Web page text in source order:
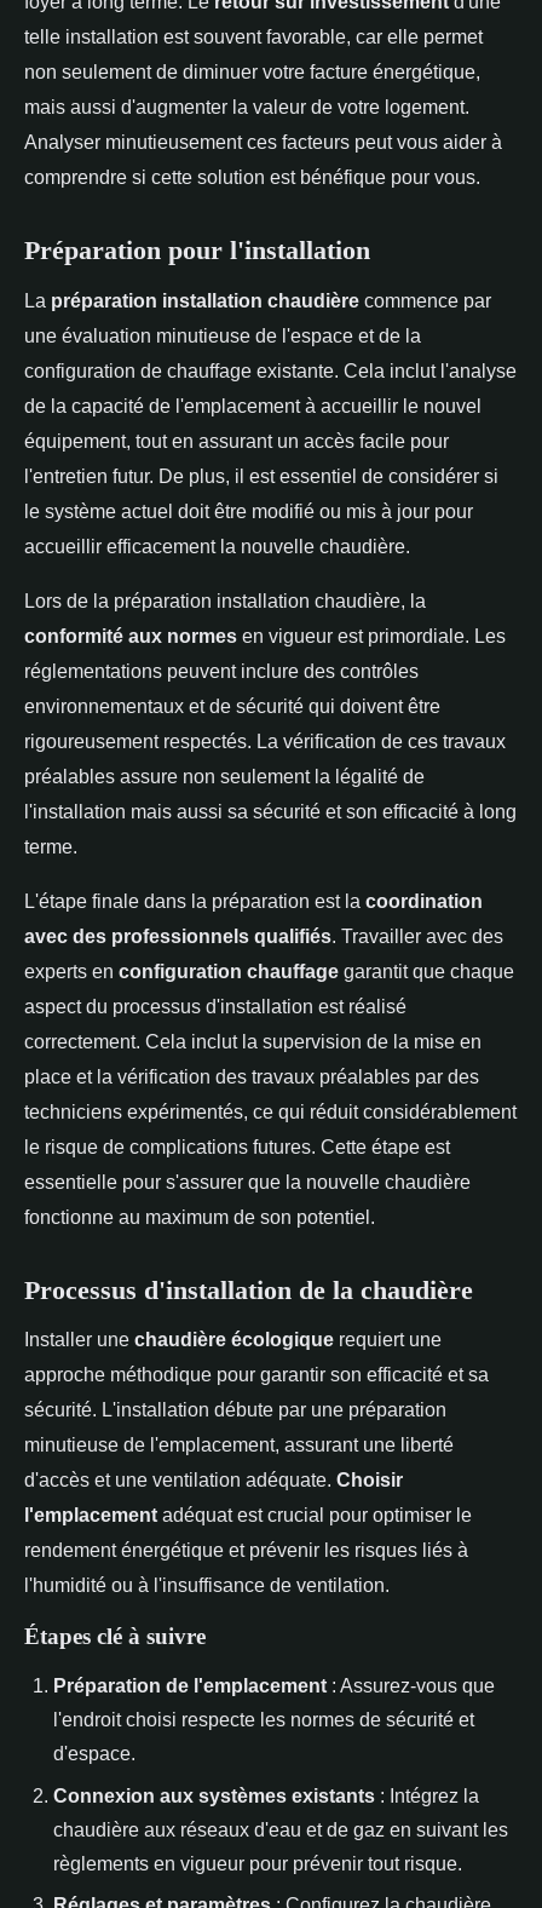
telle installation est souvent favorable, car elle permet
non seulement de diminuer votre facture énergétique,
mais aussi d'augmenter la valeur de votre logement.
Analyser minutieusement ces facteurs peut vous aider à
comprendre si cette solution est bénéfique pour vous.
Préparation pour l'installation
La préparation installation chaudière commence par
une évaluation minutieuse de l'espace et de la
configuration de chauffage existante. Cela inclut l'analyse
de la capacité de l'emplacement à accueillir le nouvel
équipement, tout en assurant un accès facile pour
l'entretien futur. De plus, il est essentiel de considérer si
le système actuel doit être modifié ou mis à jour pour
accueillir efficacement la nouvelle chaudière.
Lors de la préparation installation chaudière, la
conformité aux normes en vigueur est primordiale. Les
réglementations peuvent inclure des contrôles
environnementaux et de sécurité qui doivent être
rigoureusement respectés. La vérification de ces travaux
préalables assure non seulement la légalité de
l'installation mais aussi sa sécurité et son efficacité à long
terme.
L'étape finale dans la préparation est la coordination
avec des professionnels qualifiés . Travailler avec des
experts en configuration chauffage garantit que chaque
aspect du processus d'installation est réalisé
correctement. Cela inclut la supervision de la mise en
place et la vérification des travaux préalables par des
techniciens expérimentés, ce qui réduit considérablement
le risque de complications futures. Cette étape est
essentielle pour s'assurer que la nouvelle chaudière
fonctionne au maximum de son potentiel.
Processus d'installation de la chaudière
Installer une chaudière écologique requiert une
approche méthodique pour garantir son efficacité et sa
sécurité. L'installation débute par une préparation
minutieuse de l'emplacement, assurant une liberté
d'accès et une ventilation adéquate. Choisir
l'emplacement adéquat est crucial pour optimiser le
rendement énergétique et prévenir les risques liés à
l'humidité ou à l'insuffisance de ventilation.
Étapes clé à suivre
Préparation de l'emplacement : Assurez-vous que
l'endroit choisi respecte les normes de sécurité et
d'espace.
Connexion aux systèmes existants : Intégrez la
chaudière aux réseaux d'eau et de gaz en suivant les
règlements en vigueur pour prévenir tout risque.